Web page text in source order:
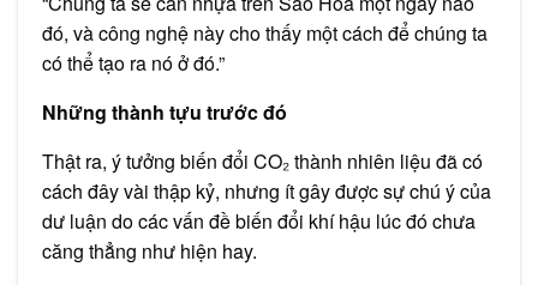
đó, và công nghệ này cho thấy một cách để chúng ta
có thể tạo ra nó ở đó.”
Những thành tựu trước đó
Thật ra, ý tưởng biến đổi CO₂ thành nhiên liệu đã có
cách đây vài thập kỷ, nhưng ít gây được sự chú ý của
dư luận do các vấn đề biến đổi khí hậu lúc đó chưa
căng thẳng như hiện hay.